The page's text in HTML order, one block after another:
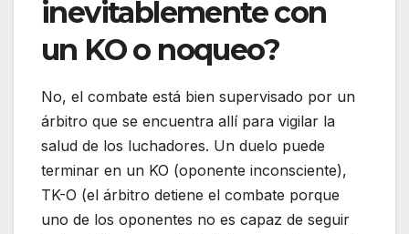
inevitablemente con
un KO o noqueo?
No, el combate está bien supervisado por un
árbitro que se encuentra allí para vigilar la
salud de los luchadores. Un duelo puede
terminar en un KO (oponente inconsciente),
TK-O (el árbitro detiene el combate porque
uno de los oponentes no es capaz de seguir